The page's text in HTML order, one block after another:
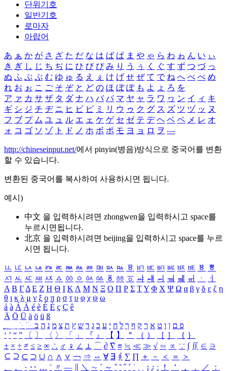
단위기호
일반기호
로마자
아랍어
あ ぁ か が さ ざ た だ な は ば ぱ ま や ゃ ら わ ゎ ん い ぃ
き ぎ し じ ち ぢ に ひ び ぴ み り う ぅ く ぐ す ず つ づ っ
ぬ ふ ぶ ぷ む ゆ ゅ る え ぇ け げ せ ぜ て で ね へ べ ぺ め
れ お ぉ こ ご そ ぞ と ど の ほ ぼ ぽ も よ ょ ろ を
ア ァ カ サ ザ タ ダ ナ ハ バ パ マ ヤ ャ ラ ワ ヮ ン イ ィ キ
ギ シ ジ チ ヂ ニ ヒ ビ ピ ミ リ ウ ゥ ク グ ス ズ ツ ヅ ッ ヌ
フ ブ プ ム ユ ュ ル エ ェ ケ ゲ セ ゼ テ デ ヘ ベ ペ メ レ オ
ォ コ ゴ ソ ゾ ト ド ノ ホ ボ ポ モ ヨ ョ ロ ヲ ―
http://chineseinput.net/에서 pinyin(병음)방식으로 중국어를 변환
할 수 있습니다.
변환된 중국어를 복사하여 사용하시면 됩니다.
예시)
中文 을 입력하시려면 zhongwen을 입력하시고 space를
누르시면됩니다.
北京 을 입력하시려면 beijing을 입력하시고 space를 누르
시면 됩니다.
ㅥ ㅦ ㅧ ㅨ ㅩ ㅪ ㅫ ㅬ ㅭ ㅮ ㅯ ㅰ ㅱ ㅲ ㅳ ㅴ ㅵ ㅶ ㅷ ㅸ
ㅹ
ㅺ ㅻ ㅼ ㅽ ㅾ ㅿ ㆀ ㆁ ㆂ ㆃ ㆄ ㆅ ㆆ ㆇ ㆈ ㆉ ㆊ ㆋ ㆌ ㆍ
ㆎ
Α Β ΓΔ Ε Ζ Η Θ Ι ΚΛ Μ Ν Ξ Ο Π Ρ Σ ΤΥ Φ Χ Ψ Ω α β γ δ ε ζ η
θ ι κ λ μ ν ξ ο π ρ σ τ υ φ χ ψ ω
á à Á À é è É È ç Ç ê
Ä Ö Ü ä ö ü ß
ִֶֹ ֻּ ׁׂ פ ם ן ו ט א ר ק ף ך ל ח י ע כ ג ד ש ץ ת צ מ נ ה ב
‘ ’ “ ” 〔 〕 〈 〉 「 」 『 』 【 】 ＂ （ ） ［ ］ ｛ ｝
± × ÷ ≠ ≤ ≥ ∞ ∴ ♂ ♀ ∠ ⊥ ⌒ ∂ ∇ ≡ ≒ ≪ ≫ √ ∽ ∝ ∵ ∫ ∬ ∈ ∋
⊆ ⊇ ⊂ ⊃ ∪ ∩ ∧ ∨ ￢ ⇒ ⇔ ∀ ∃ ∮ ∑ ∏ ＋ － ＜ ＝
＞
、
。 · ‥ … ¨ 〃 ― ＼ ∼ ´ ～ ˇ ˘ ˝ ˚ ˙ ¸ ¡ ¿ ː ！ ＇ ， ． ／
：